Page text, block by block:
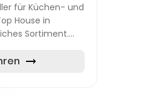
für Küchen- und
House in
Sortiment.
Kochgeschirr u...